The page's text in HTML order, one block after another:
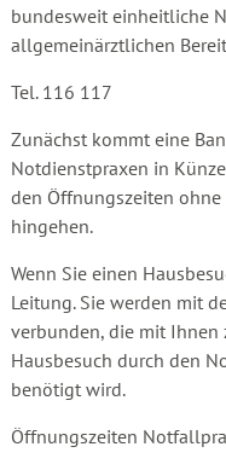
bundesweit einheitliche
allgemeinärztlichen
Tel. 116 117
Zunächst kommt eine
Notdienstpraxen in
den Öffnungszeiten
hingehen.
Wenn Sie einen
Leitung. Sie werden mit
verbunden, die mit Ihnen
Hausbesuch durch den
benötigt wird.
Öffnungszeiten